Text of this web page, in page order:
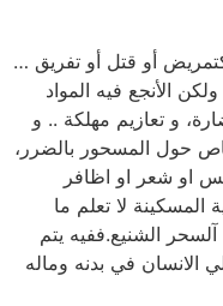
أو قتل أو تفريق …
الأنجع فيه المواد
و تعازيم مهلكة .. و
حول المسحور بالضرر،
او شعر او اظافر
لا تعلم ما
الشنيع.ففيه يتم
الانسان في بدنه وماله